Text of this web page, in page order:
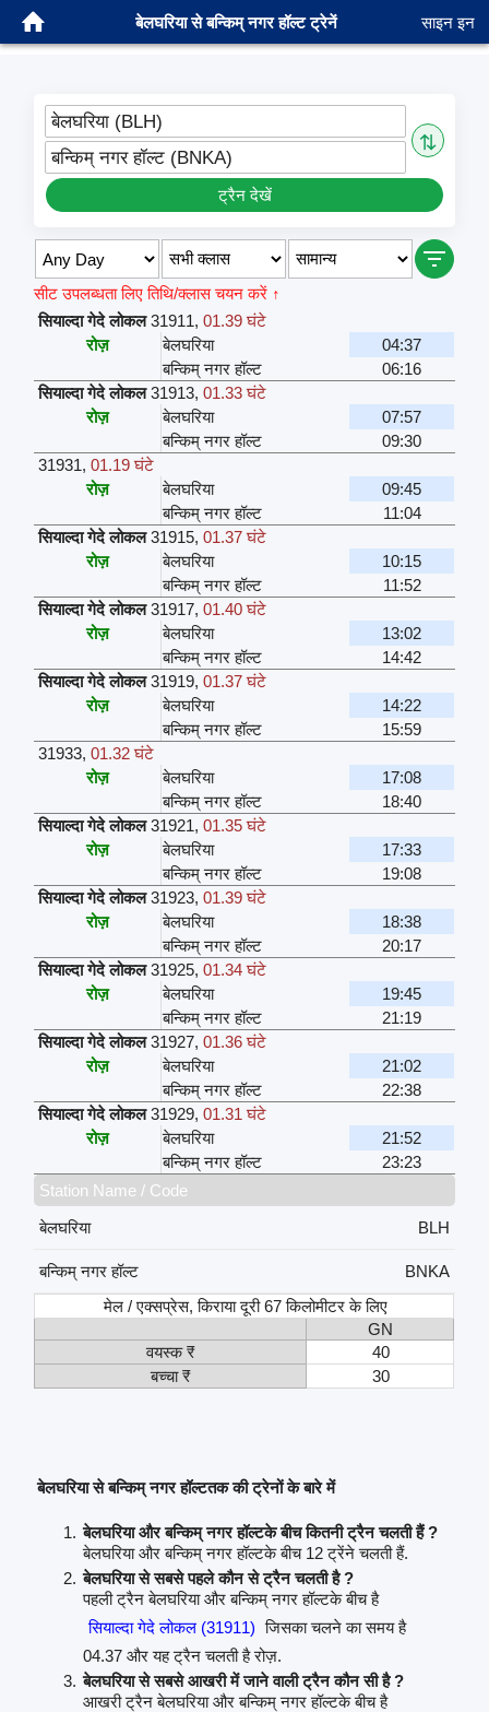
बेलघरिया से बन्किम् नगर हॉल्ट ट्रेनें साइन इन
बेलघरिया (BLH)
⇅
बन्किम् नगर हॉल्ट (BNKA)
ट्रैन देखें
सीट उपलब्धता लिए तिथि/क्लास चयन करें ↑
सियाल्दा गेदे लोकल 31911,01.39 घंटे
रोज़
बेलघरिया
04:37
बन्किम् नगर हॉल्ट
06:16
सियाल्दा गेदे लोकल 31913,01.33 घंटे
रोज़
बेलघरिया
07:57
बन्किम् नगर हॉल्ट
09:30
31931,01.19 घंटे
रोज़
बेलघरिया
09:45
बन्किम् नगर हॉल्ट
11:04
सियाल्दा गेदे लोकल 31915,01.37 घंटे
रोज़
बेलघरिया
10:15
बन्किम् नगर हॉल्ट
11:52
सियाल्दा गेदे लोकल 31917,01.40 घंटे
रोज़
बेलघरिया
13:02
बन्किम् नगर हॉल्ट
14:42
सियाल्दा गेदे लोकल 31919,01.37 घंटे
रोज़
बेलघरिया
14:22
बन्किम् नगर हॉल्ट
15:59
31933,01.32 घंटे
रोज़
बेलघरिया
17:08
बन्किम् नगर हॉल्ट
18:40
सियाल्दा गेदे लोकल 31921,01.35 घंटे
रोज़
बेलघरिया
17:33
बन्किम् नगर हॉल्ट
19:08
सियाल्दा गेदे लोकल 31923,01.39 घंटे
रोज़
बेलघरिया
18:38
बन्किम् नगर हॉल्ट
20:17
सियाल्दा गेदे लोकल 31925,01.34 घंटे
रोज़
बेलघरिया
19:45
बन्किम् नगर हॉल्ट
21:19
सियाल्दा गेदे लोकल 31927,01.36 घंटे
रोज़
बेलघरिया
21:02
बन्किम् नगर हॉल्ट
22:38
सियाल्दा गेदे लोकल 31929,01.31 घंटे
रोज़
बेलघरिया
21:52
बन्किम् नगर हॉल्ट
23:23
Station Name / Code
बेलघरिया
BLH
बन्किम् नगर हॉल्ट
BNKA
मेल / एक्सप्रेस, किराया दूरी 67 किलोमीटर के लिए
GN
वयस्क ₹
40
बच्चा ₹
30
बेलघरिया से बन्किम् नगर हॉल्टतक की ट्रेनों के बारे में
बेलघरिया और बन्किम् नगर हॉल्टके बीच कितनी ट्रैन चलती हैं ?
बेलघरिया और बन्किम् नगर हॉल्टके बीच 12 ट्रेंने चलती हैं.
बेलघरिया से सबसे पहले कौन से ट्रैन चलती है ?
पहली ट्रैन बेलघरिया और बन्किम् नगर हॉल्टके बीच है
सियाल्दा गेदे लोकल (31911) जिसका चलने का समय है
04.37 और यह ट्रैन चलती है रोज़.
बेलघरिया से सबसे आखरी में जाने वाली ट्रैन कौन सी है ?
आखरी ट्रैन बेलघरिया और बन्किम् नगर हॉल्टके बीच है